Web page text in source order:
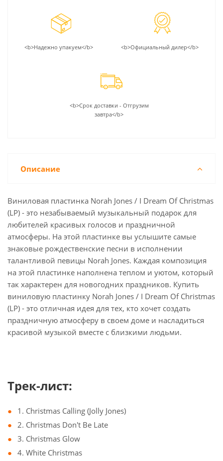
<b>Надежно упакуем</b> <b>Официальный дилер</b>
<b>Срок доставки - Отгрузим
завтра</b>
Описание
Виниловая пластинка Norah Jones / I Dream Of Christmas
(LP) - это незабываемый музыкальный подарок для
любителей красивых голосов и праздничной
атмосферы. На этой пластинке вы услышите самые
знаковые рождественские песни в исполнении
талантливой певицы Norah Jones. Каждая композиция
на этой пластинке наполнена теплом и уютом, который
так характерен для новогодних праздников. Купить
виниловую пластинку Norah Jones / I Dream Of Christmas
(LP) - это отличная идея для тех, кто хочет создать
праздничную атмосферу в своем доме и насладиться
красивой музыкой вместе с близкими людьми.
Трек-лист:
1. Christmas Calling (Jolly Jones)
2. Christmas Don't Be Late
3. Christmas Glow
4. White Christmas